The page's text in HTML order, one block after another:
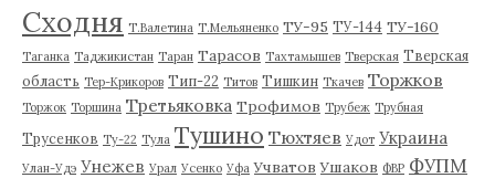
Сходня Т.Валетина Т.Мельяненко ТУ-95 ТУ-144 ТУ-160
Таганка Таджикистан Таран Тарасов Тахтамышев Тверская Тверская
область Тер-Крикоров Тип-22 Титов Тишкин Ткачев Торжков
Торжок Торшина Третьяковка Трофимов Трубеж Трубная
Трусенков Ту-22 Тула Тушино Тюхтяев Удот Украина
Улан-Удэ Унежев Урал Усенко Уфа Учватов Ушаков ФВР ФУПМ